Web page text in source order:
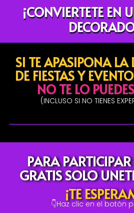
¡CONVIERTETE EN
SI TE APASIPONA LA
DE FIESTAS Y
NO TE LO
(INCLUSO SI NO TIENES
PARA PARTICIPAR
GRATIS SOLO
¡TE
👇Haz clic en el botón